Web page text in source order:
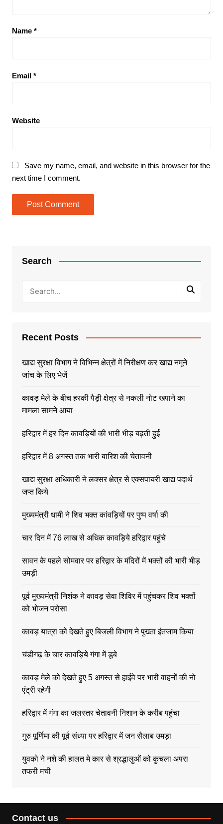
Name *
Email *
Website
Save my name, email, and website in this browser for the
next time I comment.
Search
Recent Posts
खाद्य सुरक्षा विभाग ने विभिन्न क्षेत्रों में निरीक्षण कर खाद्य नमूने
जांच के लिए भेजें
कावड़ मेले के बीच हरकी पैड़ी क्षेत्र से नकली नोट खपाने का
मामला सामने आया
हरिद्वार में हर दिन कावड़ियों की भारी भीड़ बढ़ती हुई
हरिद्वार में 8 अगस्त तक भारी बारिश की चेतावनी
खाद्य सुरक्षा अधिकारी ने लक्सर क्षेत्र से एक्सपायरी खाद्य पदार्थ
जप्त किये
मुख्यमंत्री धामी ने शिव भक्त कांवड़ियों पर पुष्प वर्षा की
चार दिन में 76 लाख से अधिक कावड़िये हरिद्वार पहुंचे
सावन के पहले सोमवार पर हरिद्वार के मंदिरों में भक्तों की भारी भीड़
उमड़ी
पूर्व मुख्यमंत्री निशंक ने कावड़ सेवा शिविर में पहुंचकर शिव भक्तों
को भोजन परोसा
कावड़ यात्रा को देखते हुए बिजली विभाग ने पुख्ता इंतजाम किया
चंडीगढ़ के चार कावड़िये गंगा में डूबे
कावड़ मेले को देखते हुए 5 अगस्त से हाईवे पर भारी वाहनों की नो
एंट्री रहेगी
हरिद्वार में गंगा का जलस्तर चेतावनी निशान के करीब पहुंचा
गुरु पूर्णिमा की पूर्व संध्या पर हरिद्वार में जन सैलाब उमड़ा
युवको ने नशे की हालत मे कार से श्रद्धालुओं को कुचला अपरा
तफरी मची
Contact us